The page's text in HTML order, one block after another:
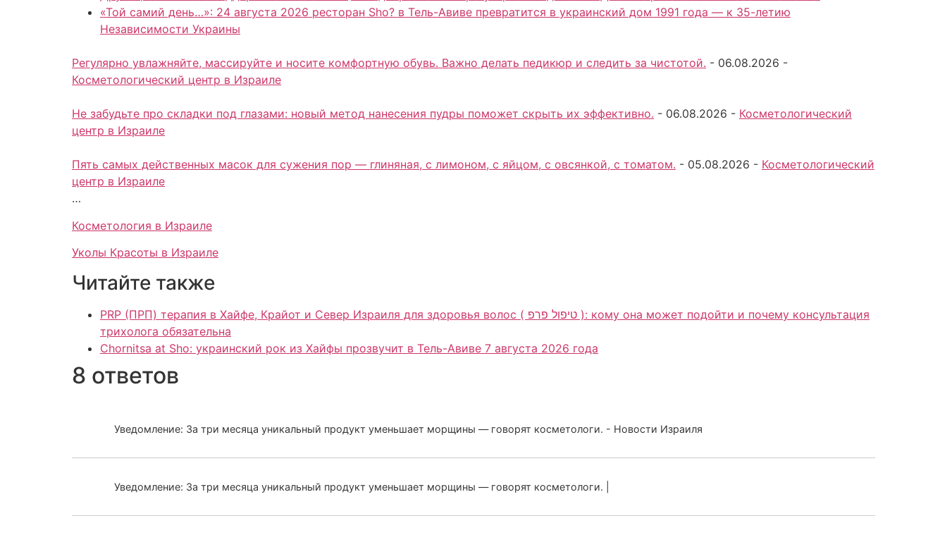
«Той самий день…»: 24 августа 2026 ресторан Sho? в Тель-Авиве превратится в украинский дом 1991 года — к 35-летию
Независимости Украины
Регулярно увлажняйте, массируйте и носите комфортную обувь. Важно делать педикюр и следить за чистотой. - 06.08.2026 -
Косметологический центр в Израиле
Не забудьте про складки под глазами: новый метод нанесения пудры поможет скрыть их эффективно. - 06.08.2026 - Косметологический
центр в Израиле
Пять самых действенных масок для сужения пор — глиняная, с лимоном, с яйцом, с овсянкой, с томатом. - 05.08.2026 - Косметологический
центр в Израиле
…
Косметология в Израиле
Уколы Красоты в Израиле
Читайте также
PRP (ПРП) терапия в Хайфе, Крайот и Север Израиля для здоровья волос ( טיפול פרפ ): кому она может подойти и почему консультация
трихолога обязательна
Chornitsa at Sho: украинский рок из Хайфы прозвучит в Тель-Авиве 7 августа 2026 года
8 ответов
Уведомление: За три месяца уникальный продукт уменьшает морщины — говорят косметологи. - Новости Израиля
Уведомление: За три месяца уникальный продукт уменьшает морщины — говорят косметологи. |